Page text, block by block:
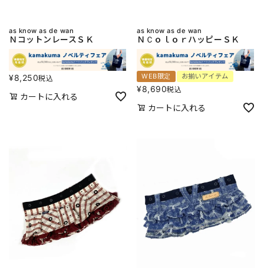
as know as de wan
ＮコットンレースＳＫ
¥8,250税込
カートに入れる
as know as de wan
ＮＣｏｌｏｒハッピーＳＫ
WEB限定 お揃いアイテム
¥8,690税込
カートに入れる